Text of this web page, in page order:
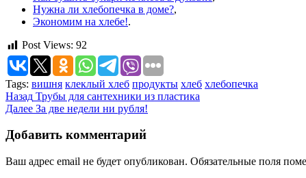
Нужна ли хлебопечка в доме?,
Экономим на хлебе!.
Post Views: 92
Tags: вишня клеклый хлеб продукты хлеб хлебопечка
Продолжить
чтение
Назад Трубы для сантехники из пластика
Далее За две недели ни рубля!
Добавить комментарий
Ваш адрес email не будет опубликован. Обязательные поля